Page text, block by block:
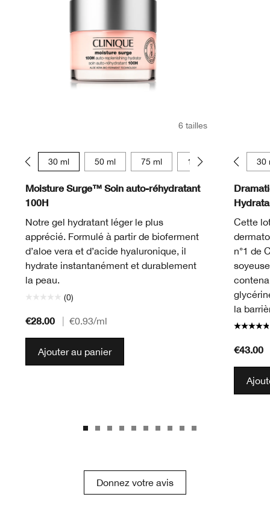
6 tailles
30 ml 50 ml 75 ml 125 ml 15 ml
Moisture Surge™ Soin auto-réhydratant
100H
Notre gel hydratant léger le plus
apprécié. Formulé à partir de bioferment
d’aloe vera et d’acide hyaluronique, il
hydrate instantanément et durablement
la peau.
(0)
€28.00 €0.93/ml
Ajouter au panier
30
Cette
n°1 de
la
€43.00
Donnez votre avis